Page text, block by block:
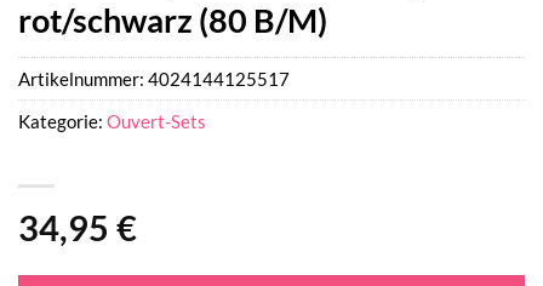
rot/schwarz (80 B/M)
34,95 €
Artikelnummer: 4024144125517
Kategorie: Ouvert-Sets